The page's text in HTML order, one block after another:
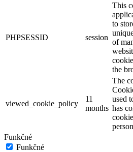
PHPSESSID session
This
to
of
the
viewed_cookie_policy
11
months
The
used
has
Funkčné
Funkčné